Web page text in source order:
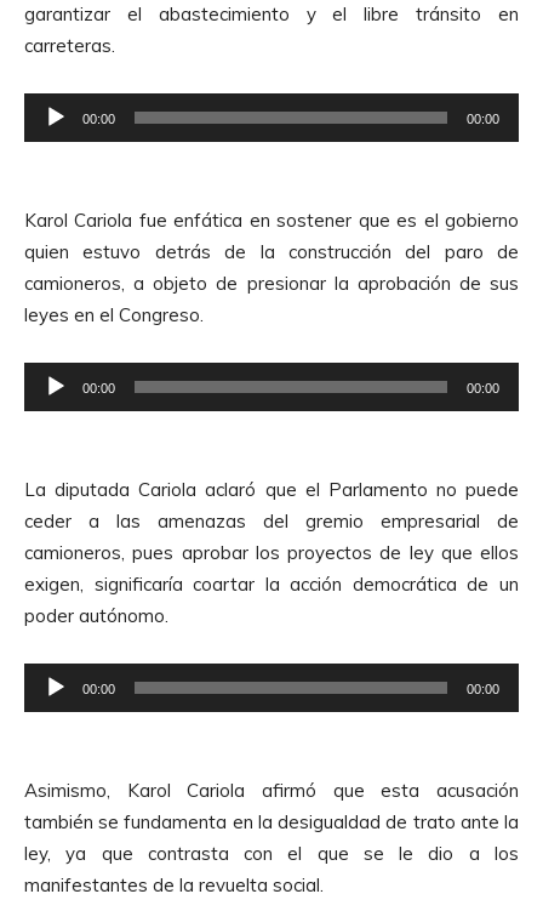
garantizar el abastecimiento y el libre tránsito en
carreteras.
e
o
d
u
c
t
e
A
u
d
i
00:00 00:00
Karol Cariola fue enfática en sostener que es el gobierno
quien estuvo detrás de la construcción del paro de
camioneros, a objeto de presionar la aprobación de sus
leyes en el Congreso.
e
o
d
u
c
t
o
A
u
d
i
00:00 00:00
La diputada Cariola aclaró que el Parlamento no puede
ceder a las amenazas del gremio empresarial de
camioneros, pues aprobar los proyectos de ley que ellos
exigen, significaría coartar la acción democrática de un
poder autónomo.
e
o
d
u
c
00:00 00:00
Asimismo, Karol Cariola afirmó que esta acusación
también se fundamenta en la desigualdad de trato ante la
ley, ya que contrasta con el que se le dio a los
manifestantes de la revuelta social.